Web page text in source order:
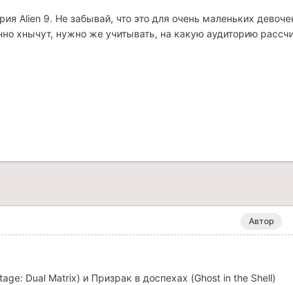
Alien 9. Не забывай, что это для очень маленьких
хнычут, нужно же учитывать, на какую аудиторию
Автор
Dual Matrix) и Призрак в доспехах (Ghost in the Shell)